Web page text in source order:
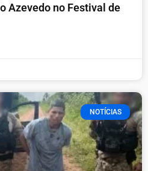
Azevedo no Festival de
NOTÍCIAS